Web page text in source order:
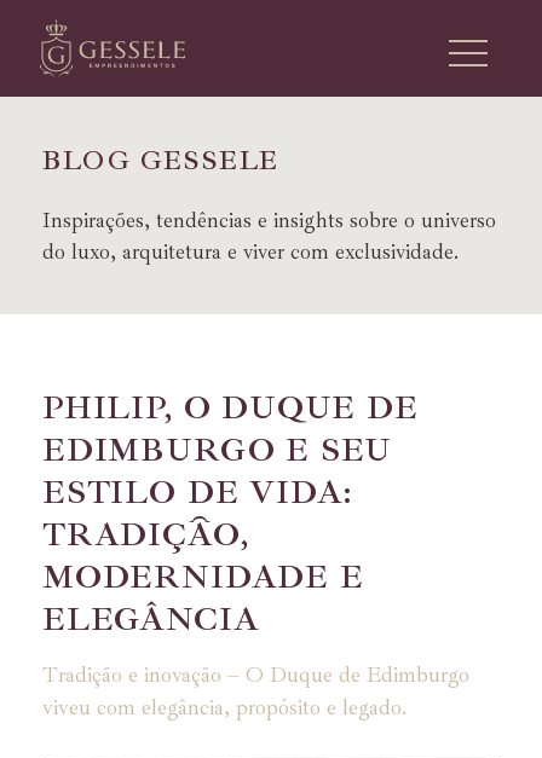
BLOG GESSELE
Inspirações, tendências e insights sobre o universo
do luxo, arquitetura e viver com exclusividade.
PHILIP, O DUQUE DE
EDIMBURGO E SEU
ESTILO DE VIDA:
TRADIÇÃO,
MODERNIDADE E
ELEGÂNCIA
Tradição e inovação – O Duque de Edimburgo
viveu com elegância, propósito e legado.